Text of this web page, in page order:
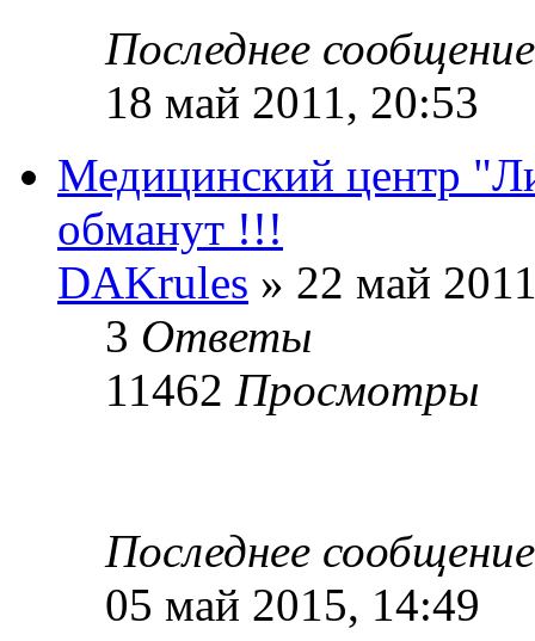
Последнее
18 май 2011, 20:53
Медицинский центр
обманут !!!
DAKrules » 22 май
3 Ответы
11462 Просмотры
Последнее
05 май 2015, 14:49